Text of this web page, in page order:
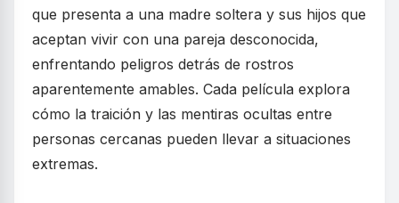
que presenta a una madre soltera y sus hijos que
aceptan vivir con una pareja desconocida,
enfrentando peligros detrás de rostros
aparentemente amables. Cada película explora
cómo la traición y las mentiras ocultas entre
personas cercanas pueden llevar a situaciones
extremas.